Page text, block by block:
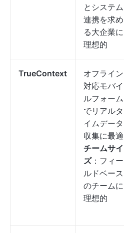
とシステム
連携を求め
る大企業に
理想的
TrueContext
オフライン
対応モバイ
ルフォーム
でリアルタ
イムデータ
収集に最適
チームサイ
ズ：フィー
ルドベース
のチームに
理想的